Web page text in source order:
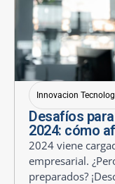
Innovacion
Desafíos
2024: cómo
2024 viene
empresarial.
preparados?